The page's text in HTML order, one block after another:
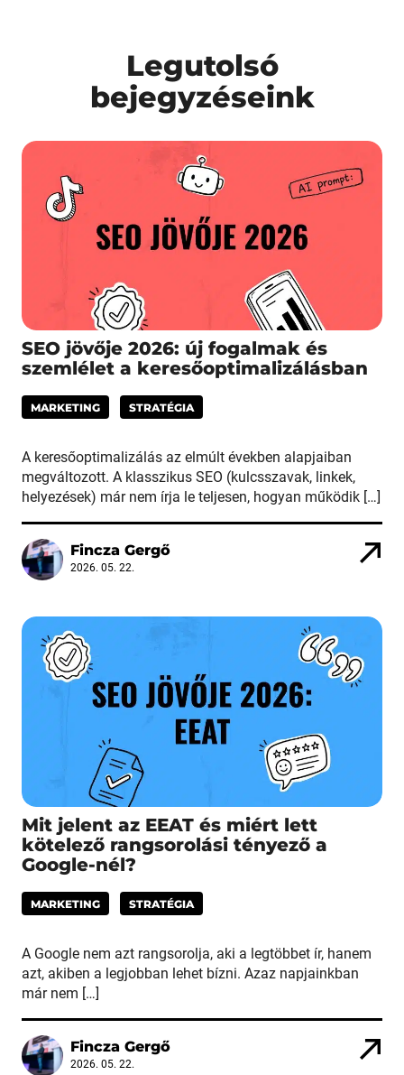
Legutolsó
bejegyzéseink
SEO jövője 2026: új fogalmak és
szemlélet a keresőoptimalizálásban
MARKETING STRATÉGIA
A keresőoptimalizálás az elmúlt években alapjaiban
megváltozott. A klasszikus SEO (kulcsszavak, linkek,
helyezések) már nem írja le teljesen, hogyan működik […]
Fincza Gergő
2026. 05. 22.
Mit jelent az EEAT és miért lett
kötelező rangsorolási tényező a
Google-nél?
MARKETING STRATÉGIA
A Google nem azt rangsorolja, aki a legtöbbet ír, hanem
azt, akiben a legjobban lehet bízni. Azaz napjainkban
már nem […]
Fincza Gergő
2026. 05. 22.